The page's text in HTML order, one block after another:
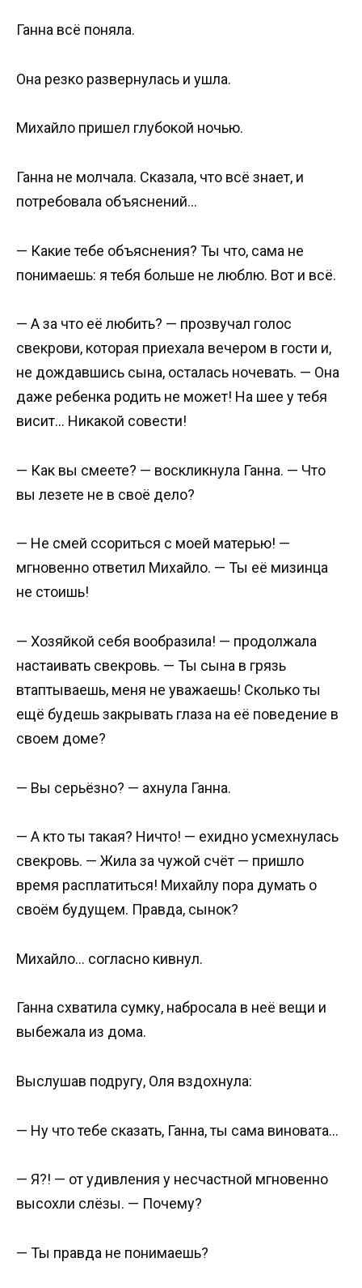
Ганна всё поняла.
Она резко развернулась и ушла.
Михайло пришел глубокой ночью.
Ганна не молчала. Сказала, что всё знает, и
потребовала объяснений…
— Какие тебе объяснения? Ты что, сама не
понимаешь: я тебя больше не люблю. Вот и всё.
— А за что её любить? — прозвучал голос
свекрови, которая приехала вечером в гости и,
не дождавшись сына, осталась ночевать. — Она
даже ребенка родить не может! На шее у тебя
висит… Никакой совести!
— Как вы смеете? — воскликнула Ганна. — Что
вы лезете не в своё дело?
— Не смей ссориться с моей матерью! —
мгновенно ответил Михайло. — Ты её мизинца
не стоишь!
— Хозяйкой себя вообразила! — продолжала
настаивать свекровь. — Ты сына в грязь
втаптываешь, меня не уважаешь! Сколько ты
ещё будешь закрывать глаза на её поведение в
своем доме?
— Вы серьёзно? — ахнула Ганна.
— А кто ты такая? Ничто! — ехидно усмехнулась
свекровь. — Жила за чужой счёт — пришло
время расплатиться! Михайлу пора думать о
своём будущем. Правда, сынок?
Михайло… согласно кивнул.
Ганна схватила сумку, набросала в неё вещи и
выбежала из дома.
Выслушав подругу, Оля вздохнула:
— Ну что тебе сказать, Ганна, ты сама виновата…
— Я?! — от удивления у несчастной мгновенно
высохли слёзы. — Почему?
— Ты правда не понимаешь?